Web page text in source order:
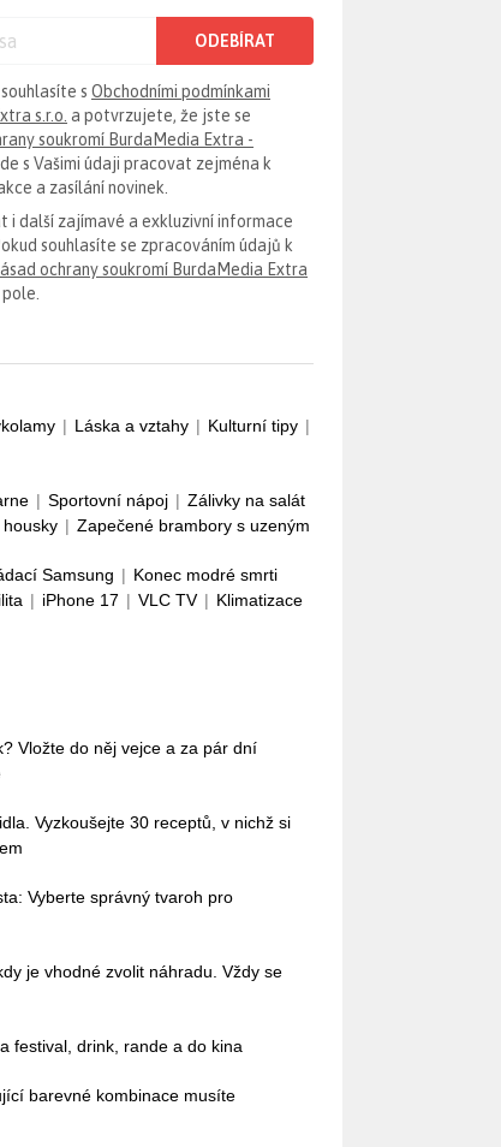
ODEBÍRAT
s Obchodními podmínkami
s.r.o. a potvrzujete, že jste se
soukromí BurdaMedia Extra -
s Vašimi údaji pracovat zejména k
a zasílání novinek.
i další zajímavé a exkluzivní informace
souhlasíte se zpracováním údajů k
ochrany soukromí BurdaMedia Extra
| Láska a vztahy | Kulturní tipy |
| Sportovní nápoj | Zálivky na salát
| Zapečené brambory s uzeným
Samsung | Konec modré smrti
| iPhone 17 | VLC TV | Klimatizace
Vložte do něj vejce a za pár dní
Vyzkoušejte 30 receptů, v nichž si
Vyberte správný tvaroh pro
je vhodné zvolit náhradu. Vždy se
festival, drink, rande a do kina
barevné kombinace musíte